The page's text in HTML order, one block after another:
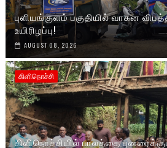
புளியங்குளம் பகுதியில் வாகன
உயிரிழப்பு!
AUGUST 08, 2026
கிளிநொச்சி
கிளிநொச்சியில் பாலத்தை